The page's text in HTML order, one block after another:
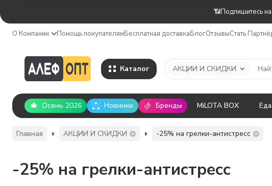
📶Подпишитесь на
О Компании Помощь покупателямБесплатная доставкаБлогОтзывыСтать
Каталог АКЦИИ И СКИДКИ
Осень 2026 Новинки Бренды MiLOTA BOX Еда
Главная АКЦИИ И СКИДКИ -25% на грелки-антистресс
-25% на грелки-антистресс